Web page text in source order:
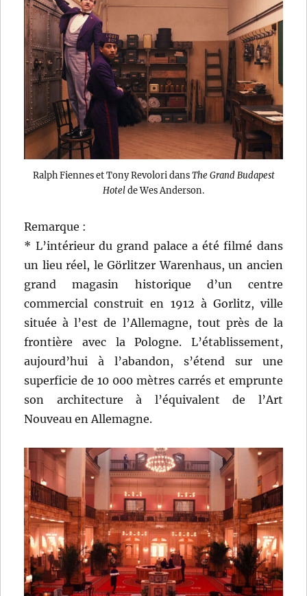
Ralph Fiennes et Tony Revolori dansThe Grand Budapest
Hotelde Wes Anderson.
Remarque :
* L’intérieur du grand palace a été filmé dans
un lieu réel, le Görlitzer Warenhaus, un ancien
grand magasin historique d’un centre
commercial construit en 1912 à Gorlitz, ville
située à l’est de l’Allemagne, tout près de la
frontière avec la Pologne. L’établissement,
aujourd’hui à l’abandon, s’étend sur une
superficie de 10 000 mètres carrés et emprunte
son architecture à l’équivalent de l’Art
Nouveau en Allemagne.